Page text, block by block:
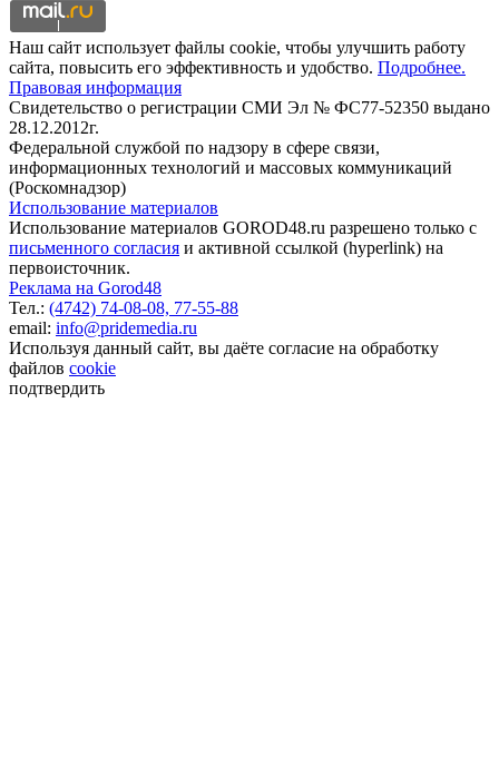
Наш сайт использует файлы cookie, чтобы улучшить работу
сайта, повысить его эффективность и удобство. Подробнее.
Правовая информация
Свидетельство о регистрации СМИ Эл № ФС77-52350 выдано
28.12.2012г.
Федеральной службой по надзору в сфере связи,
информационных технологий и массовых коммуникаций
(Роскомнадзор)
Использование материалов
Использование материалов GOROD48.ru разрешено только с
письменного согласия и активной ссылкой (hyperlink) на
первоисточник.
Реклама на Gorod48
Тел.: (4742) 74-08-08, 77-55-88
email: info@pridemedia.ru
Используя данный сайт, вы даёте согласие на обработку
файлов cookie
подтвердить